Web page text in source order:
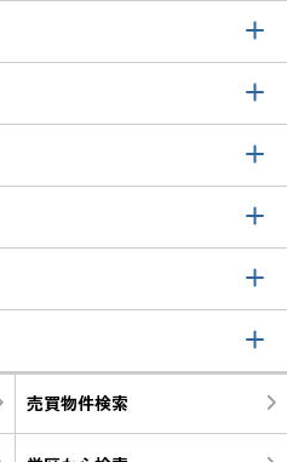
売買物件検索